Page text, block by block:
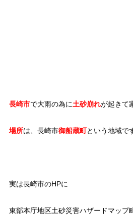
長崎市で大雨の為に土砂崩れが起きて
場所は、長崎市御船蔵町という地域で
実は長崎市のHPに
東部本庁地区土砂災害ハザードマップ